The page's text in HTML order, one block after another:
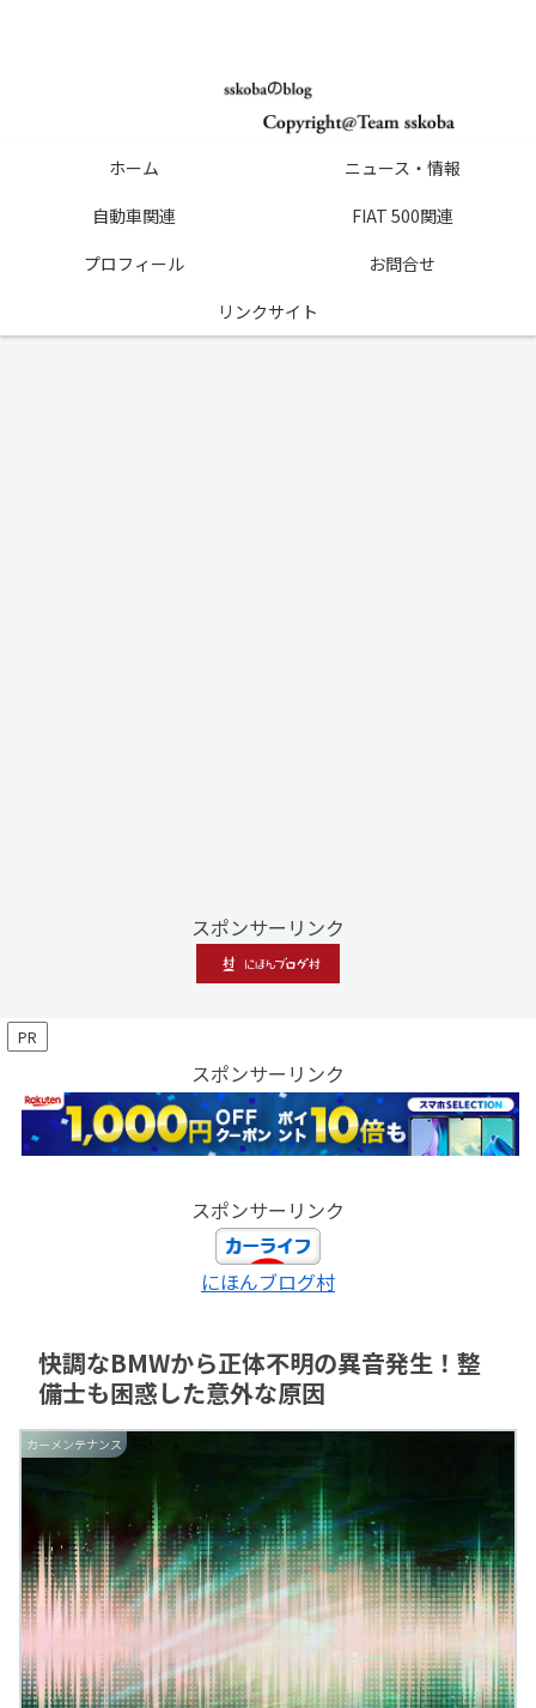
ホーム
ニュース・情報
自動車関連
FIAT 500関連
プロフィール
お問合せ
リンクサイト
スポンサーリンク
PR
スポンサーリンク
スポンサーリンク
にほんブログ村
快調なBMWから正体不明の異音発生！整
備士も困惑した意外な原因
カーメンテナンス